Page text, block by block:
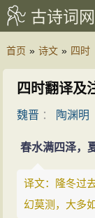
古诗词网
首页 » 诗文 » 四时
四时翻译及
魏晋 ： 陶渊明
春水满四泽，
译文：隆冬过
幻莫测，大多